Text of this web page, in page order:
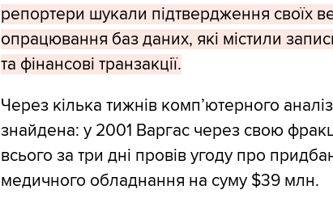
репортери шукали підтвердження своїх
опрацювання баз даних, які містили
та фінансові транзакції.
Через кілька тижнів комп’ютерного
знайдена: у 2001 Варгас через свою
всього за три дні провів угоду про
медичного обладнання на суму $39 млн.